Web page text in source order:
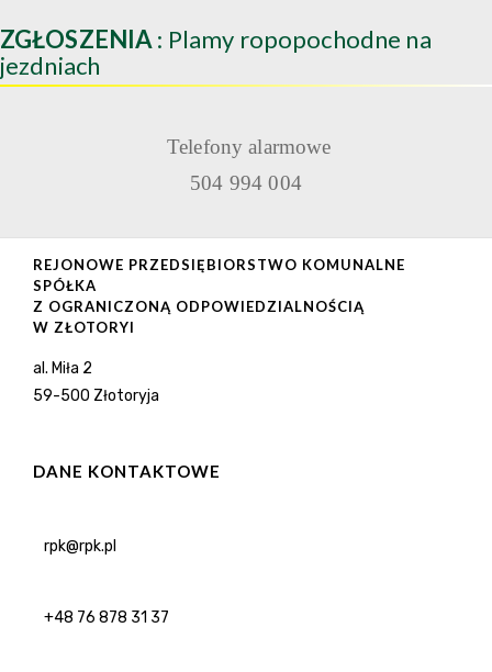
ZGŁOSZENIA : Plamy ropopochodne na
jezdniach
Telefony alarmowe
504 994 004
REJONOWE PRZEDSIĘBIORSTWO KOMUNALNE
SPÓŁKA
Z OGRANICZONĄ ODPOWIEDZIALNOŚCIĄ
W ZŁOTORYI
al. Miła 2
59-500 Złotoryja
DANE KONTAKTOWE
rpk@rpk.pl
+48 76 878 31 37